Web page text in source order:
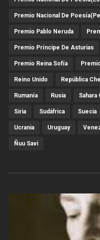
Premio Nacional De
Premio Pablo Neruda
Premio Príncipe De Asturias
Premio Reina Sofía
Reino Unido República
Rumanía Rusia Sahara
Siria Sudáfrica Suecia
Ucrania Uruguay
Ñuu Savi